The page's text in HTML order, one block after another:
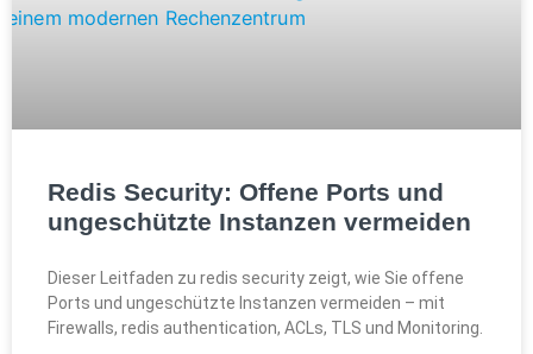
Redis Security: Offene Ports und
ungeschützte Instanzen vermeiden
Dieser Leitfaden zu redis security zeigt, wie Sie offene
Ports und ungeschützte Instanzen vermeiden – mit
Firewalls, redis authentication, ACLs, TLS und Monitoring.